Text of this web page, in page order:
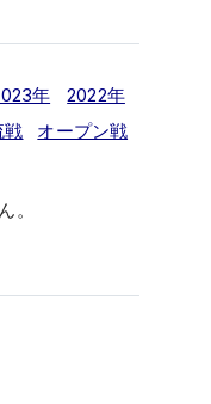
年
2022年
戦 オープン戦
。